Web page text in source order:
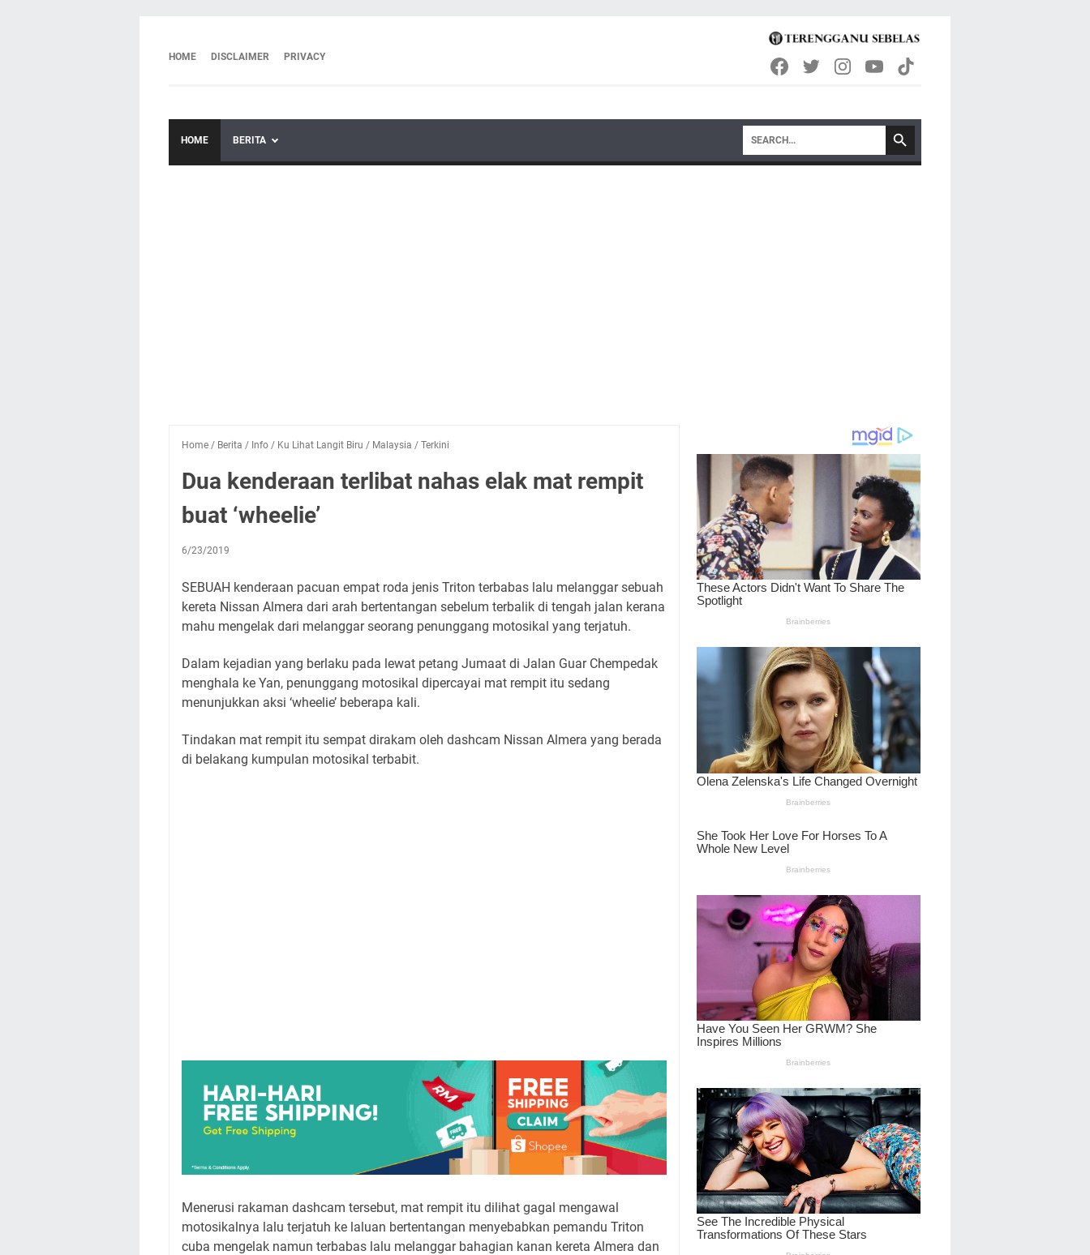
HOME DISCLAIMER PRIVACY
HOME BERITA
Home / Berita / Info / Ku Lihat Langit Biru / Malaysia / Terkini
Dua kenderaan terlibat nahas elak mat rempit
buat ‘wheelie’
6/23/2019
SEBUAH kenderaan pacuan empat roda jenis Triton terbabas lalu melanggar sebuah
kereta Nissan Almera dari arah bertentangan sebelum terbalik di tengah jalan kerana
mahu mengelak dari melanggar seorang penunggang motosikal yang terjatuh.
Dalam kejadian yang berlaku pada lewat petang Jumaat di Jalan Guar Chempedak
menghala ke Yan, penunggang motosikal dipercayai mat rempit itu sedang
menunjukkan aksi ‘wheelie’ beberapa kali.
Tindakan mat rempit itu sempat dirakam oleh dashcam Nissan Almera yang berada
di belakang kumpulan motosikal terbabit.
Menerusi rakaman dashcam tersebut, mat rempit itu dilihat gagal mengawal
motosikalnya lalu terjatuh ke laluan bertentangan menyebabkan pemandu Triton
cuba mengelak namun terbabas lalu melanggar bahagian kanan kereta Almera dan